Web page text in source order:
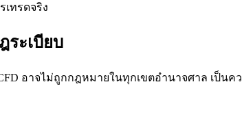
เทรดจริง
ระเบียบ
CFD อาจไม่ถูกกฎหมายในทุกเขตอำนาจศาล เ